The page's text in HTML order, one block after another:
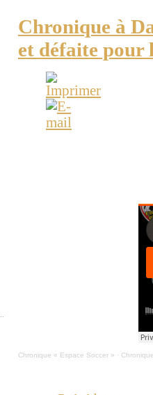
Chronique à
et défaite pour
Chronique « Espace Soccer » ·